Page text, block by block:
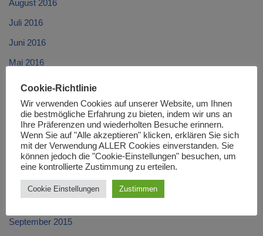
August 2016
Juli 2016
Juni 2016
Mai 2016
April 2016
März 2016
Februar 2016
Januar 2016
Dezember 2015
November 2015
September 2015
Cookie-Richtlinie
Wir verwenden Cookies auf unserer Website, um Ihnen
die bestmögliche Erfahrung zu bieten, indem wir uns an
Ihre Präferenzen und wiederholten Besuche erinnern.
Wenn Sie auf "Alle akzeptieren" klicken, erklären Sie sich
mit der Verwendung ALLER Cookies einverstanden. Sie
können jedoch die "Cookie-Einstellungen" besuchen, um
eine kontrollierte Zustimmung zu erteilen.
Cookie Einstellungen Zustimmen